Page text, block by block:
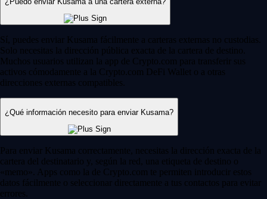
Sí, puedes enviar Kusama fácilmente a carteras externas no custodias.
Solo necesitas la dirección pública exacta de la cartera de destino.
Muchos usuarios utilizan la app de Crypto.com para transferir sus
activos cómodamente a la Crypto.com DeFi Wallet o a otras
direcciones externas compatibles.
¿Qué información necesito para enviar Kusama?
Para enviar Kusama correctamente, necesitas la dirección exacta de la
cartera del destinatario y, según la red, una etiqueta de destino o
«memo». Apps como la de Crypto.com te permiten introducir estos
datos fácilmente o seleccionar directamente a tus contactos para evitar
errores.